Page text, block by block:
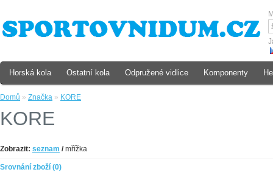
Domů » Značka » KORE
KORE
Zobrazit: seznam /mřížka
Srovnání zboží (0)
Horská kola Ostatní kola Odpružené vidlice Komponenty